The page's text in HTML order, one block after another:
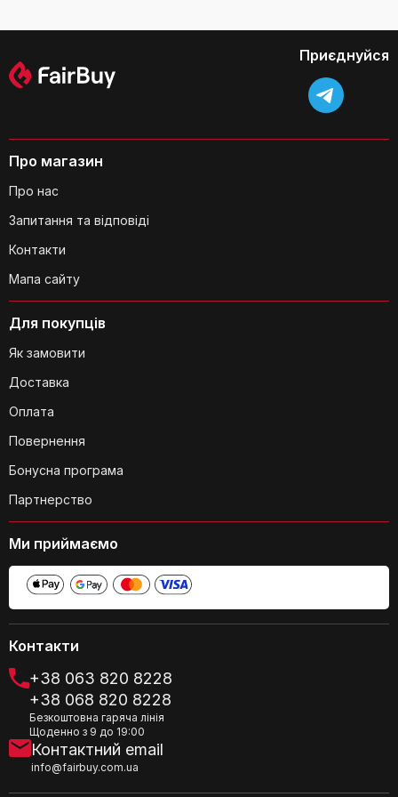
косметички для моїх туалетних
Чи міцна ця косметичка?
Чи підходить ця косметичка для
подорожей?
Чи є у косметички ручка для
перенесення?
Контакти
+38 063 820 8228
+38 068 820 8228
Безкоштовна гаряча лінія
Щоденно з 9 до 19:00
Контактний email
info@fairbuy.com.ua
Для покупців
Як замовити
Доставка
Оплата
Повернення
Бонусна програма
Партнерство
Про магазин
Про нас
Запитання та відповіді
Контакти
Мапа сайту
Приєднуйся
Ми приймаємо